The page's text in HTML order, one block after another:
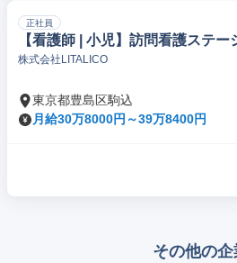
正社員
【看護師 | 小児】訪問看護ステ
株式会社LITALICO
東京都豊島区駒込
月給30万8000円～39万8400円
その他の企